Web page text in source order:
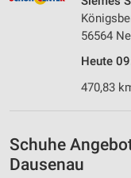
56564
Heute
470,83
Schuhe
Dausenau
Informationen
Nicht-IAB-
Werbung